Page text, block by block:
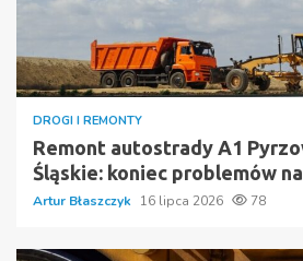
DROGI I REMONTY
Remont autostrady A1
Śląskie: koniec problemów
Artur Błaszczyk 16 lipca 2026 78